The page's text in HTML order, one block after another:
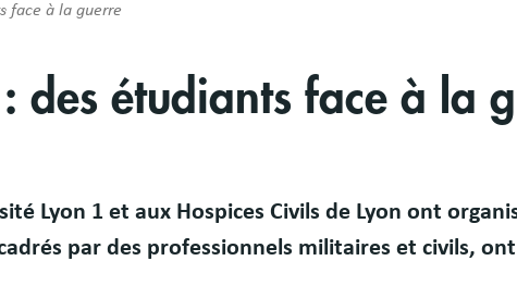
face à la guerre
des étudiants face à la
Lyon 1 et aux Hospices Civils de Lyon ont
par des professionnels militaires et civils,